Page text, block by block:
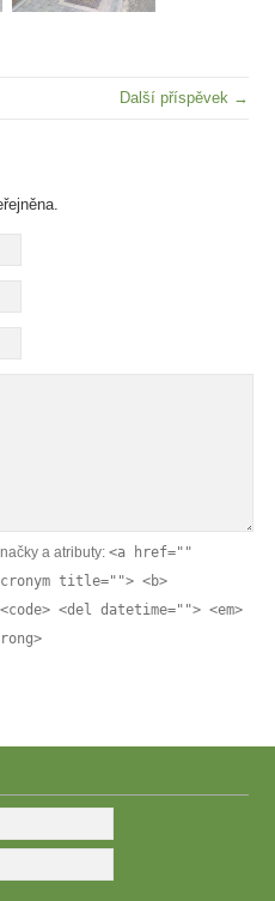
Další příspěvek →
a atributy:<a href=""
title=""> <b>
<del datetime=""> <em>